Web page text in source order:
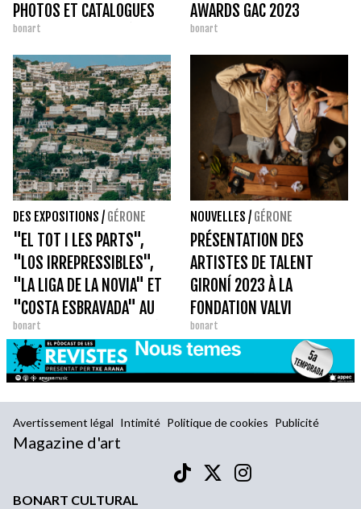
PHOTOS ET CATALOGUES
DE FRANCESC CATALÀ-
ROCA"
bonart
AWARDS GAC 2023
bonart
DES EXPOSITIONS / GÉRONE
"EL TOT I LES PARTS",
"LOS IRREPRESSIBLES",
"LA LIGA DE LA NOVIA" ET
"COSTA ESBRAVADA" AU
CENTRE CULTUREL MERCÈ
DE GÉRONE
bonart
NOUVELLES / GÉRONE
PRÉSENTATION DES
ARTISTES DE TALENT
GIRONÍ 2023 À LA
FONDATION VALVI
bonart
Avertissement légal Intimité Politique de cookies Publicité
Magazine d'art
BONART CULTURAL